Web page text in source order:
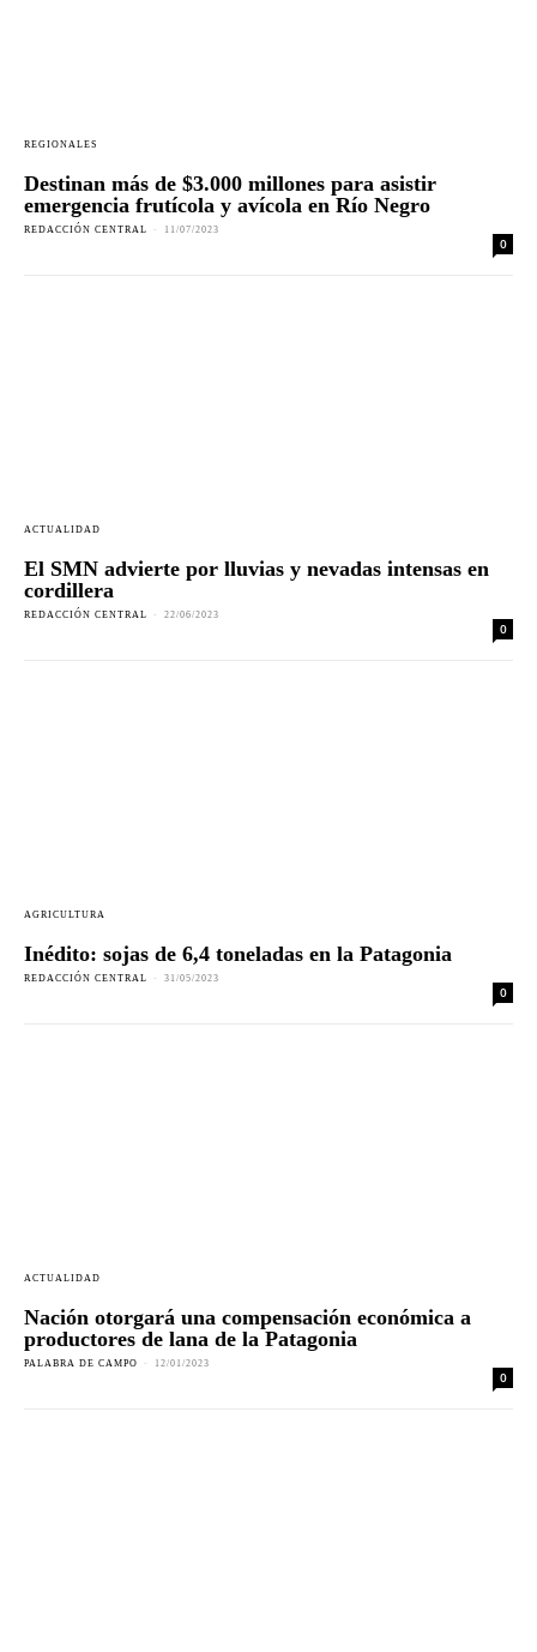
REGIONALES
Destinan más de $3.000 millones para asistir
emergencia frutícola y avícola en Río Negro
REDACCIÓN CENTRAL - 11/07/2023
0
ACTUALIDAD
El SMN advierte por lluvias y nevadas intensas en
cordillera
REDACCIÓN CENTRAL - 22/06/2023
0
AGRICULTURA
Inédito: sojas de 6,4 toneladas en la Patagonia
REDACCIÓN CENTRAL - 31/05/2023
0
ACTUALIDAD
Nación otorgará una compensación económica a
productores de lana de la Patagonia
PALABRA DE CAMPO - 12/01/2023
0